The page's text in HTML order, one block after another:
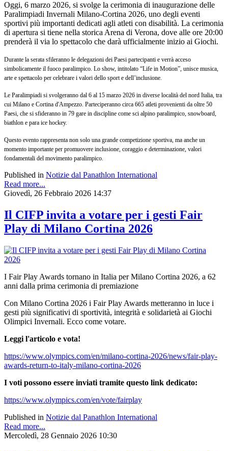
Oggi, 6 marzo 2026, si svolge la cerimonia di inaugurazione delle
Paralimpiadi Invernali Milano-Cortina 2026, uno degli eventi
sportivi più importanti dedicati agli atleti con disabilità. La cerimonia
di apertura si tiene nella storica Arena di Verona, dove alle ore 20:00
prenderà il via lo spettacolo che darà ufficialmente inizio ai Giochi.
Durante la serata sfileranno le delegazioni dei Paesi partecipanti e verrà acceso
simbolicamente il fuoco paralimpico. Lo show, intitolato “Life in Motion”, unisce musica,
arte e spettacolo per celebrare i valori dello sport e dell’inclusione.
Le Paralimpiadi si svolgeranno dal 6 al 15 marzo 2026 in diverse località del nord Italia, tra
cui Milano e Cortina d'Ampezzo. Parteciperanno circa 665 atleti provenienti da oltre 50
Paesi, che si sfideranno in 79 gare in discipline come sci alpino paralimpico, snowboard,
biathlon e para ice hockey.
Questo evento rappresenta non solo una grande competizione sportiva, ma anche un
momento importante per promuovere inclusione, coraggio e determinazione, valori
fondamentali del movimento paralimpico.
Published in Notizie dal Panathlon International
Read more...
Giovedì, 26 Febbraio 2026 14:37
Il CIFP invita a votare per i gesti Fair
Play di Milano Cortina 2026
I Fair Play Awards tornano in Italia per Milano Cortina 2026, a 62
anni dalla prima cerimonia di premiazione
Con Milano Cortina 2026 i Fair Play Awards metteranno in luce i
gesti più significativi di sportività, integrità e solidarietà ai Giochi
Olimpici Invernali. Ecco come votare.
Leggi l'articolo e vota!
https://www.olympics.com/en/milano-cortina-2026/news/fair-play-
awards-return-to-italy-milano-cortina-2026
I voti possono essere inviati tramite questo link dedicato:
https://www.olympics.com/en/vote/fairplay
Published in Notizie dal Panathlon International
Read more...
Mercoledì, 28 Gennaio 2026 10:30